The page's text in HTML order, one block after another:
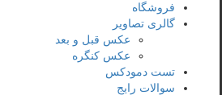
فروشگاه
گالری تصاویر
عکس قبل و بعد
عکس کنگره
تست دمودکس
سوالات رایج